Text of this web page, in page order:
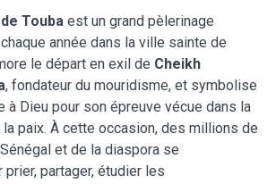
Touba est un grand pèlerinage
année dans la ville sainte de
le départ en exil de Cheikh
, fondateur du mouridisme, et symbolise
à Dieu pour son épreuve vécue dans la
paix. À cette occasion, des millions de
et de la diaspora se
partager, étudier les